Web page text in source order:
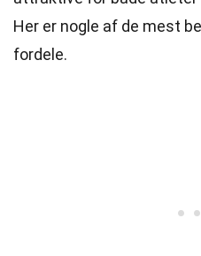
Her er nogle af de mest
fordele.